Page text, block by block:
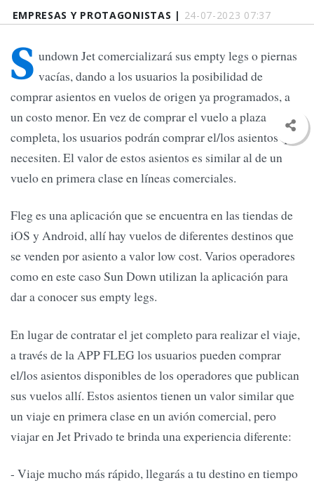
EMPRESAS Y PROTAGONISTAS | 24-07-2023 07:37
S undown Jet comercializará sus empty legs o piernas
vacías, dando a los usuarios la posibilidad de
comprar asientos en vuelos de origen ya programados, a
un costo menor. En vez de comprar el vuelo a plaza
completa, los usuarios podrán comprar el/los asientos que
necesiten. El valor de estos asientos es similar al de un
vuelo en primera clase en líneas comerciales.
Fleg es una aplicación que se encuentra en las tiendas de
iOS y Android, allí hay vuelos de diferentes destinos que
se venden por asiento a valor low cost. Varios operadores
como en este caso Sun Down utilizan la aplicación para
dar a conocer sus empty legs.
En lugar de contratar el jet completo para realizar el viaje,
a través de la APP FLEG los usuarios pueden comprar
el/los asientos disponibles de los operadores que publican
sus vuelos allí. Estos asientos tienen un valor similar que
un viaje en primera clase en un avión comercial, pero
viajar en Jet Privado te brinda una experiencia diferente:
- Viaje mucho más rápido, llegarás a tu destino en tiempo